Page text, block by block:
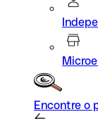
Encontre o